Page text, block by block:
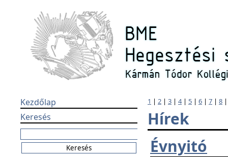
Kezdőlap
Keresés
1 | 2 | 3 | 4| 5 | 6 | 7 | 8
Hírek
Évnyitó